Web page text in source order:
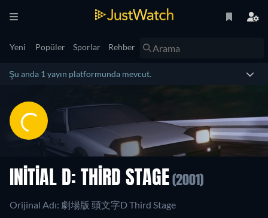
Yeni Popüler Sporlar Rehber
Şu anda 1 yayın platformunda mevcut.
INITIAL D: THIRD STAGE (2001)
Orijinal Adı: 劇場版 頭文字D Third Stage